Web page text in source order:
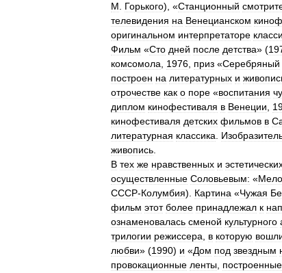
М
Горького), «Станционный
телевидения на Венецианском
оригинальном интерпретаторе
Фильм «Сто дней после детства» (
комсомола
1976 приз «Серебряный
построен на литературных и
отрочестве как о поре «воспитания
диплом кинофестиваля в Венеции
кинофестиваля детских фильмов в
литературная классика
живопись
В тех же нравственных и
осуществленные Соловьевым: «
СССР-Колумбия). Картина «Чужая
фильм этот более принадлежал к
ознаменовалась сменой культурного
трилогии режиссера в которую
любви» (1990) и «Дом под звездным
провокационные ленты построенные